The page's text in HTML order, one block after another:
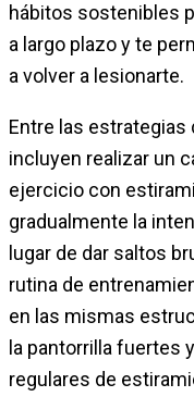
hábitos sostenibles
a largo plazo y te
a volver a lesionarte.
Entre las
incluyen realizar un
ejercicio con
gradualmente la
lugar de dar saltos
rutina de
en las mismas
la pantorrilla fuertes
regulares de